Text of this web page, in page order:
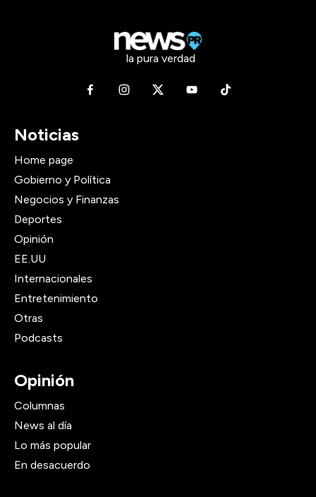
la pura verdad
Noticias
Home page
Gobierno y Política
Negocios y Finanzas
Deportes
Opinión
EE.UU
Internacionales
Entretenimiento
Otras
Podcasts
Opinión
Columnas
News al día
Lo más popular
En desacuerdo